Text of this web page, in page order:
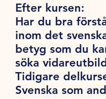
Efter kursen:
Har du bra
inom det
betyg som du
söka
Tidigare
Svenska som